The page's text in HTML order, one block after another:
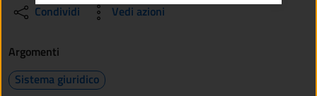
Condividi Vedi azioni
Argomenti
Sistema giuridico